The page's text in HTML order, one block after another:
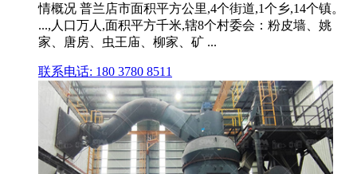
情概况 普兰店市面积平方公里,4个街道,1个乡,14个镇。
...,人口万人,面积平方千米,辖8个村委会：粉皮墙、姚
家、唐房、虫王庙、柳家、矿 ...
联系电话: 180 3780 8511